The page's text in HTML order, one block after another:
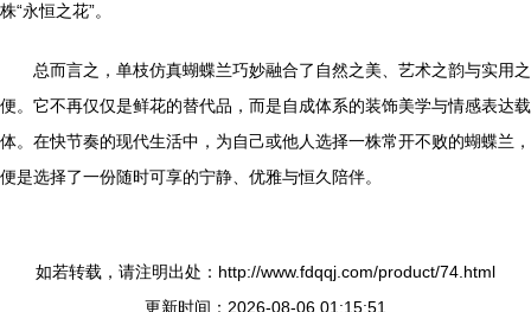
株“永恒之花”。
总而言之，单枝仿真蝴蝶兰巧妙融合了自然之美、艺术之韵与实用之
便。它不再仅仅是鲜花的替代品，而是自成体系的装饰美学与情感表达载
体。在快节奏的现代生活中，为自己或他人选择一株常开不败的蝴蝶兰，
便是选择了一份随时可享的宁静、优雅与恒久陪伴。
如若转载，请注明出处：http://www.fdqqj.com/product/74.html
更新时间：2026-08-06 01:15:51